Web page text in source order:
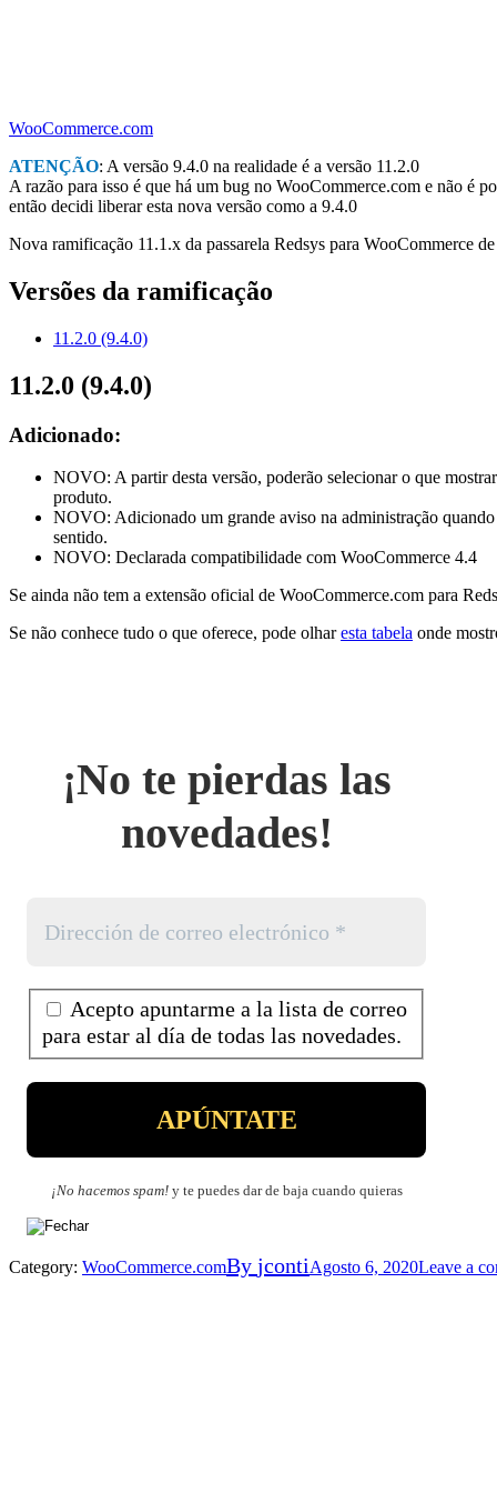
WooCommerce.com
ATENÇÃO: A versão 9.4.0 na realidade é a versão 11.2.0
A razão para isso é que há um bug no WooCommerce.com e não é
então decidi liberar esta nova versão como a 9.4.0
Nova ramificação 11.1.x da passarela Redsys para WooCommerce de
Versões da ramificação
11.2.0 (9.4.0)
11.2.0 (9.4.0)
Adicionado:
NOVO: A partir desta versão, poderão selecionar o que
produto.
NOVO: Adicionado um grande aviso na administração
sentido.
NOVO: Declarada compatibilidade com WooCommerce 4.4
Se ainda não tem a extensão oficial de WooCommerce.com para
Se não conhece tudo o que oferece, pode olharesta tabela onde
¡No te pierdas las
novedades!
Acepto apuntarme a la lista de correo
para estar al día de todas las novedades.
¡No hacemos spam!y te puedes dar de baja cuando quieras
Category: WooCommerce.comBy jcontiAgosto 6, 2020Leave a